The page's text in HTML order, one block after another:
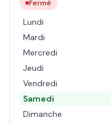
Fermé
Lundi
Mardi
Mercredi
Jeudi
Vendredi
Samedi
Dimanche